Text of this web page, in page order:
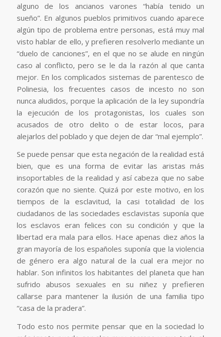
alguno de los ancianos varones “había tenido un
sueño”. En algunos pueblos primitivos cuando aparece
algún tipo de problema entre personas, está muy mal
visto hablar de ello, y prefieren resolverlo mediante un
“duelo de canciones”, en el que no se alude en ningún
caso al conflicto, pero se le da la razón al que canta
mejor. En los complicados sistemas de parentesco de
Polinesia, los frecuentes casos de incesto no son
nunca aludidos, porque la aplicación de la ley supondría
la ejecución de los protagonistas, los cuales son
acusados de otro delito o de estar locos, para
alejarlos del poblado y que dejen de dar “mal ejemplo”.
Se puede pensar que esta negación de la realidad está
bien, que es una forma de evitar las aristas más
insoportables de la realidad y asícabeza que no sabe
corazón que no siente. Quizá por este motivo, en los
tiempos de la esclavitud, la casi totalidad de los
ciudadanos de las sociedades esclavistas suponía que
los esclavos eran felices con su condición y que la
libertad era mala para ellos. Hace apenas diez años la
gran mayoría de los españoles suponía que la violencia
de género era algo natural de la cual era mejor no
hablar. Son infinitos los habitantes del planeta que han
sufrido abusos sexuales en su niñez y prefieren
callarse para mantener la ilusión de una familia tipo
“casa de la pradera”.
Todo esto nos permite pensar que en la sociedad lo